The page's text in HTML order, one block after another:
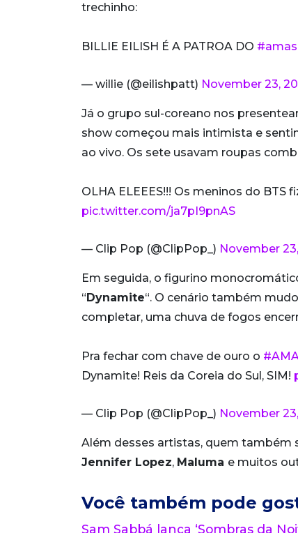
trechinho:
BILLIE EILISH É A PATROA DO #amas
— willie (@eilishpatt) November 23,
Já o grupo sul-coreano nos
show começou mais intimista e
ao vivo. Os sete usavam roupas
OLHA ELEEES!!! Os meninos do
pic.twitter.com/ja7pI9pnAS
— Clip Pop (@ClipPop_) November
Em seguida, o figurino
“ Dynamite“. O cenário também
completar, uma chuva de fogos
Pra fechar com chave de ouro o
Dynamite! Reis da Coreia do Sul, SIM!
— Clip Pop (@ClipPop_) November
Além desses artistas, quem também
Jennifer Lopez, Maluma e muitos
Você também pode
Sam Sabbá lança ‘Sombras da